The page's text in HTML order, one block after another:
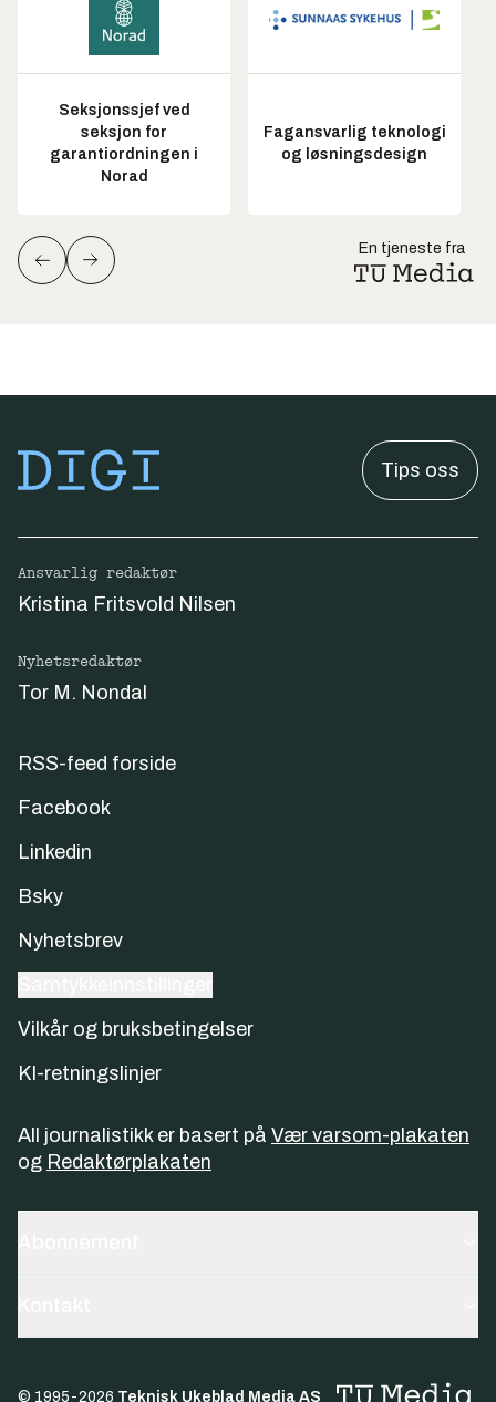
Seksjonssjef ved
seksjon for
garantiordningen i
Norad
Fagansvarlig teknologi
og løsningsdesign
En tjeneste fra
Tips oss
Ansvarlig redaktør
Kristina Fritsvold Nilsen
Nyhetsredaktør
Tor M. Nondal
RSS-feed forside
Facebook
Linkedin
Bsky
Nyhetsbrev
Vilkår og bruksbetingelser
KI-retningslinjer
All journalistikk er basert på Vær varsom-plakaten
og Redaktørplakaten
© 1995-2026 Teknisk Ukeblad Media AS